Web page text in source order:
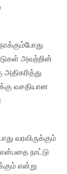
அவற்றின்
வசதியான
வரவிருக்கும்
நாட்டு
என்று